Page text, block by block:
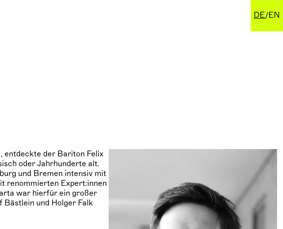
DE EN
entdeckte der Bariton Felix
oder Jahrhunderte alt.
und Bremen intensiv mit
renommierten Expert:innen
war hierfür ein großer
und Holger Falk